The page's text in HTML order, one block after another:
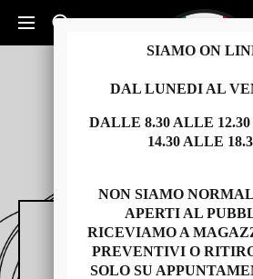
Cerca un prodotto...
RICAMBI
SIAMO ON
DAL LUNEDI AL
DALLE 8.30 ALLE
14.30 ALLE
NON SIAMO
APERTI AL
RICEVIAMO A
PREVENTIVI O
SOLO SU